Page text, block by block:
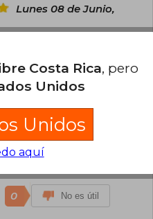
Lunes 08 de Junio,
0 No es útil
Martes 09
0 No es útil
Costa Rica, pero
Unidos
Unidos
aquí